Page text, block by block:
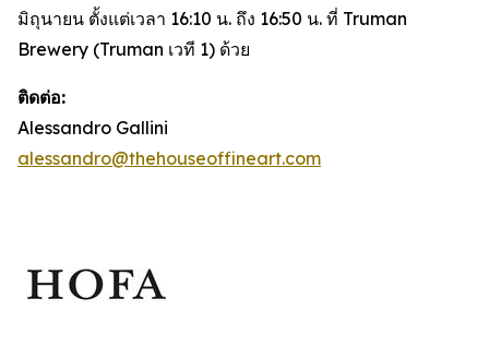
มิถุนายน ตั้งแต่เวลา 16:10 น. ถึง 16:50 น. ที่ Truman
Brewery (Truman เวที 1) ด้วย
ติดต่อ:
Alessandro Gallini
alessandro@thehouseoffineart.com